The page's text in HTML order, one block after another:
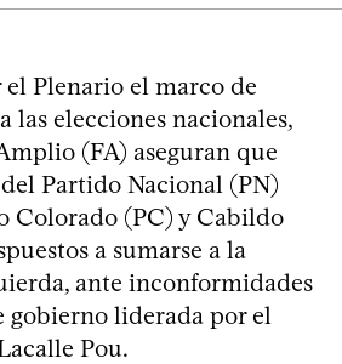
el Plenario el marco de
las elecciones nacionales,
(FA) aseguran que
Partido Nacional (PN)
Colorado (PC) y Cabildo
a sumarse a la
ante inconformidades
gobierno liderada por el
Pou.